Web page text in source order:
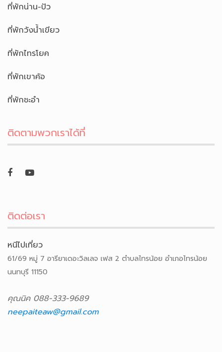
ที่พักน่าน-ปัว
ที่พักวังน้ำเขียว
ที่พักไทรโยค
ที่พักเขาค้อ
ที่พักชะอำ
ติดตามพวกเราได้ที่
ติดต่อเรา
หนีไปเที่ยว
61/69 หมู่ 7 อารียาเดอะวิลเลจ เฟส 2 ตำบลไทรน้อย อำเภอไทรน้อย
นนทบุรี 11150
คุณนิค 088-333-9689
neepaiteaw@gmail.com